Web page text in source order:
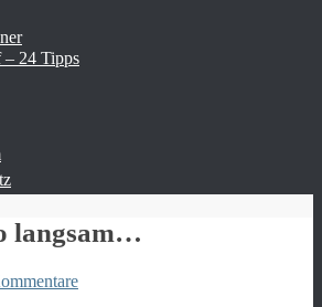
– 24 Tipps
langsam…